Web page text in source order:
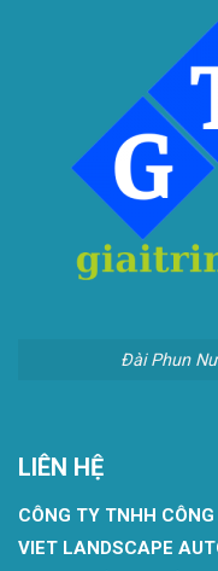
Đài Phun
LIÊN HỆ
CÔNG TY TNHH
VIET LANDSCAPE